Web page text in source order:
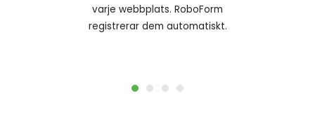
varje webbplats. RoboForm
registrerar dem automatiskt.